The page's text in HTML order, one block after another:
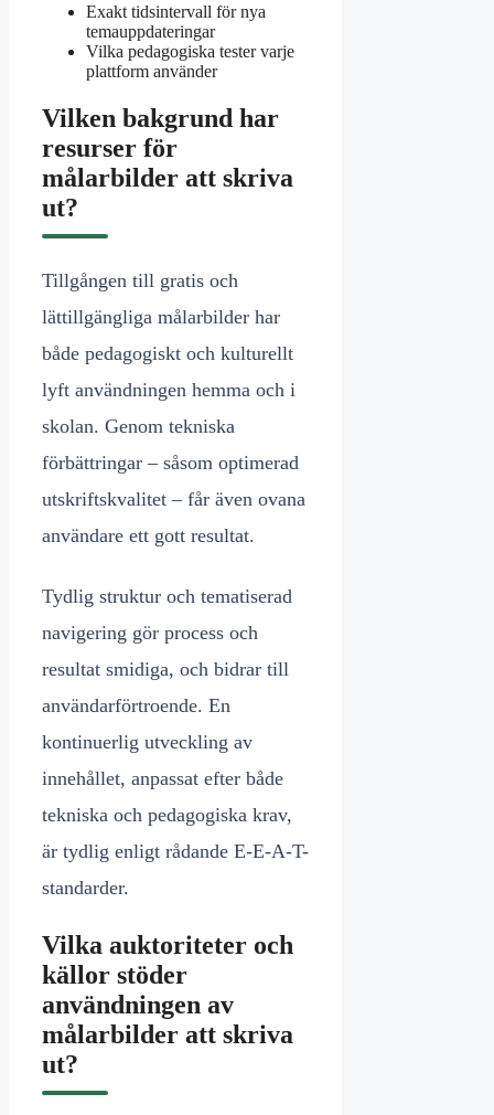
Exakt tidsintervall för nya
temauppdateringar
Vilka pedagogiska tester varje
plattform använder
Vilken bakgrund har
resurser för
målarbilder att skriva
ut?
Tillgången till gratis och
lättillgängliga målarbilder har
både pedagogiskt och kulturellt
lyft användningen hemma och i
skolan. Genom tekniska
förbättringar – såsom optimerad
utskriftskvalitet – får även ovana
användare ett gott resultat.
Tydlig struktur och tematiserad
navigering gör process och
resultat smidiga, och bidrar till
användarförtroende. En
kontinuerlig utveckling av
innehållet, anpassat efter både
tekniska och pedagogiska krav,
är tydlig enligt rådande E-E-A-T-
standarder.
Vilka auktoriteter och
källor stöder
användningen av
målarbilder att skriva
ut?